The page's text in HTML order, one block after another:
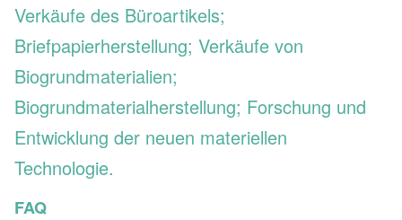
Verkäufe des Büroartikels;
Briefpapierherstellung; Verkäufe von
Biogrundmaterialien;
Biogrundmaterialherstellung; Forschung und
Entwicklung der neuen materiellen
Technologie.
FAQ